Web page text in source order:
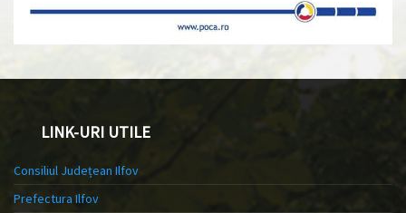
LINK-URI UTILE
Consiliul Județean Ilfov
Prefectura Ilfov